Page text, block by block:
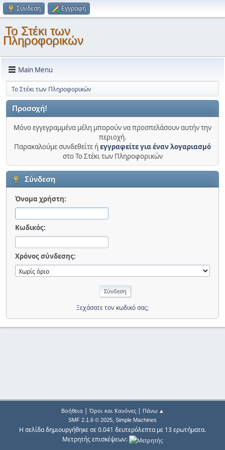
Σύνδεση Εγγραφή
Το Στέκι των
Πληροφορικών
Main Menu
Το Στέκι των Πληροφορικών
Προσοχή!
Μόνο εγγεγραμμένα μέλη μπορούν να προσπελάσουν αυτήν την
περιοχή.
Παρακαλούμε συνδεθείτε ήεγγραφείτε για έναν λογαριασμό
στο Το Στέκι των Πληροφορικών
Σύνδεση
Όνομα χρήστη:
Κωδικός:
Χρόνος σύνδεσης:
Ξεχάσατε τον κωδικό σας;
Βοήθεια| Όροι και Κανόνες| Πάνω ▲
SMF 2.1.6 © 2025, Simple Machines
Η σελίδα δημιουργήθηκε σε 0.041 δευτερόλεπτα με 13 ερωτήματα.
Μετρητής επισκέψεων: